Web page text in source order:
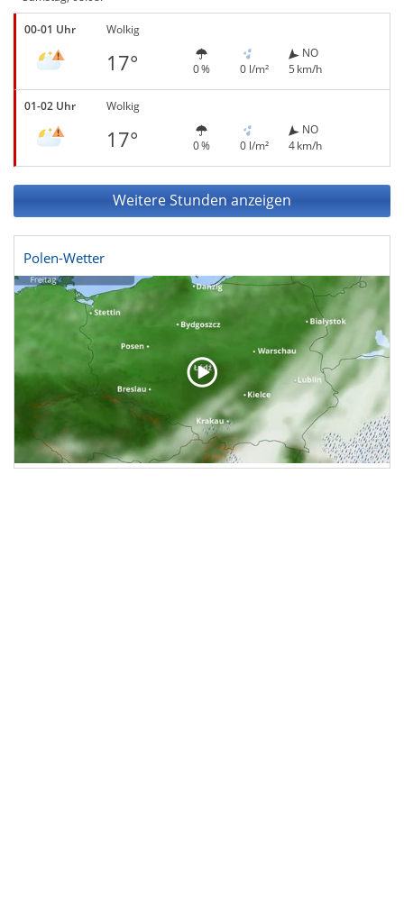
00-01 Uhr Wolkig
17° 0 % 0 l/m²
NO
5 km/h
01-02 Uhr Wolkig
17° 0 % 0 l/m²
NO
4 km/h
Weitere Stunden anzeigen
Polen-Wetter